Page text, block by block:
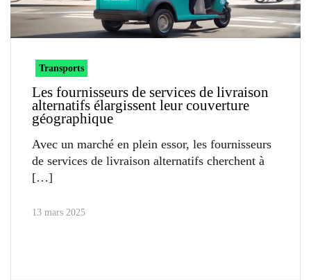
Transports
Les fournisseurs de services de livraison
alternatifs élargissent leur couverture
géographique
Avec un marché en plein essor, les fournisseurs
de services de livraison alternatifs cherchent à
13 mars 2025